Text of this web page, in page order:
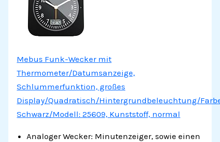
Mebus Funk-Wecker mit
Thermometer/Datumsanzeige,
Schlummerfunktion, großes
Display/Quadratisch/Hintergrundbeleuchtung/
Schwarz/Modell: 25609, Kunststoff, normal
Analoger Wecker: Minutenzeiger, sowie einen